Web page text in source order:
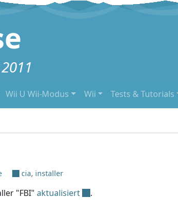
Wii U Wii-Modus Wii Tests & Tutorials
cia, installer
"FBI" aktualisiert
.